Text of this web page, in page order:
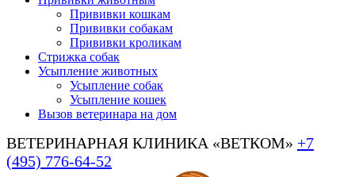
Прививки кошкам
Прививки собакам
Прививки кроликам
Стрижка собак
Усыпление животных
Усыпление собак
Усыпление кошек
Вызов ветеринара на дом
ВЕТЕРИНАРНАЯ КЛИНИКА «ВЕТКОМ» +7
(495) 776-64-52